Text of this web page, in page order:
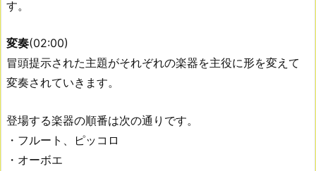
す。
変奏(02:00)
冒頭提示された主題がそれぞれの楽器を主役に形を変えて
変奏されていきます。
登場する楽器の順番は次の通りです。
・フルート、ピッコロ
・オーボエ